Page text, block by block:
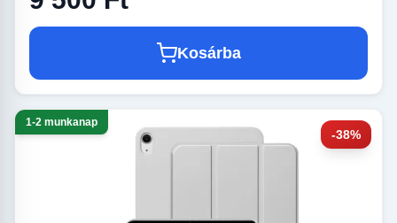
Kosárba
-38%
1-2 munkanap